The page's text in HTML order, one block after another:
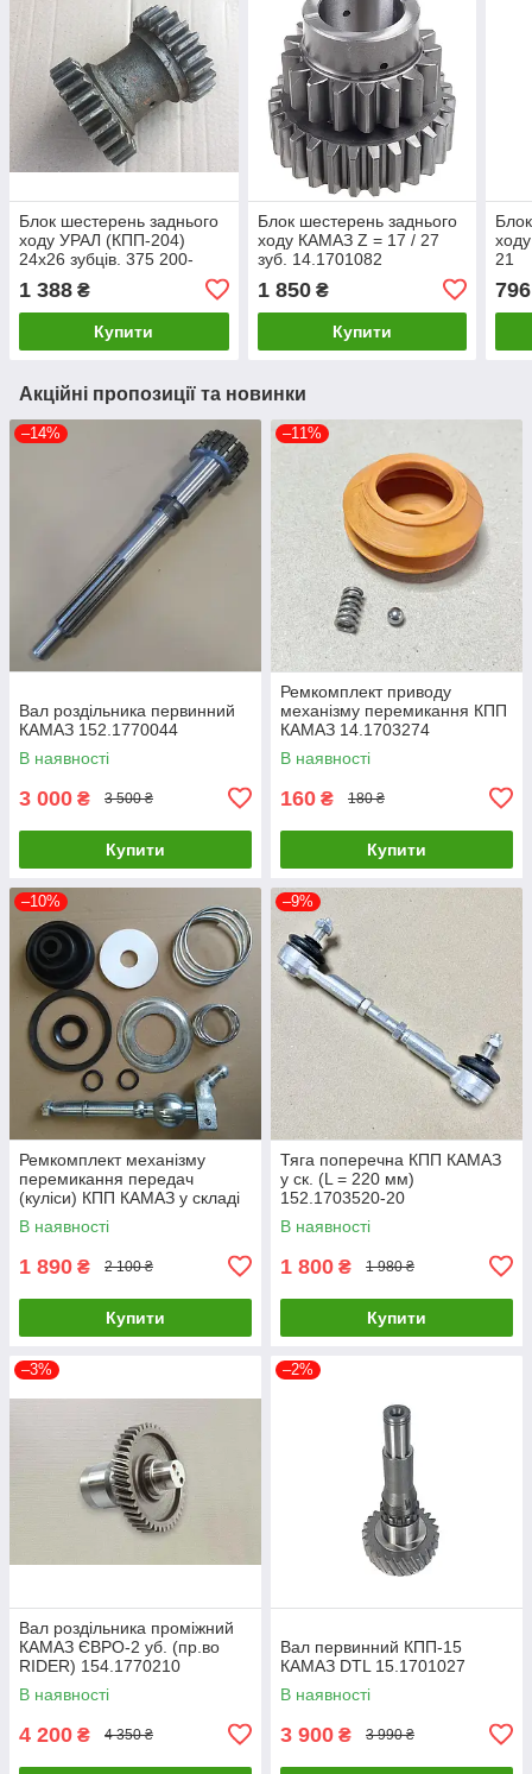
Блок шестерень заднього
ходу УРАЛ (КПП-204)
24х26 зубців. 375 200-
1 388 ₴
Купити
Блок шестерень заднього
ходу КАМАЗ Z = 17 / 27
зуб. 14.1701082
1 850₴
Купити
21
796
Акційні пропозиції та новинки
–14%
Вал роздільника первинний
КАМАЗ 152.1770044
В наявності
3 000 ₴ 3 500 ₴
Купити
–11%
Ремкомплект приводу
механізму перемикання КПП
КАМАЗ 14.1703274
В наявності
160 ₴ 180 ₴
Купити
–10%
Ремкомплект механізму
перемикання передач
(куліси) КПП КАМАЗ у складі
(ручки КПП) 14.1703212
В наявності
1 890 ₴ 2 100 ₴
Купити
–9%
Тяга поперечна КПП КАМАЗ
у ск. (L = 220 мм)
152.1703520-20
В наявності
1 800 ₴ 1 980 ₴
Купити
–3%
Вал роздільника проміжний
КАМАЗ ЄВРО-2 уб. (пр.во
RIDER) 154.1770210
В наявності
4 200 ₴ 4 350 ₴
–2%
Вал первинний КПП-15
КАМАЗ DTL 15.1701027
В наявності
3 900 ₴ 3 990 ₴